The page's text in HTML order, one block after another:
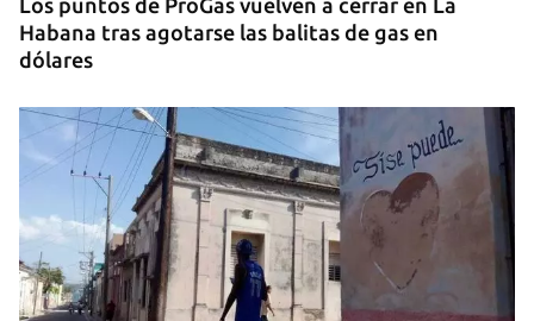
Los puntos de ProGas vuelven a cerrar en La
Habana tras agotarse las balitas de gas en
dólares